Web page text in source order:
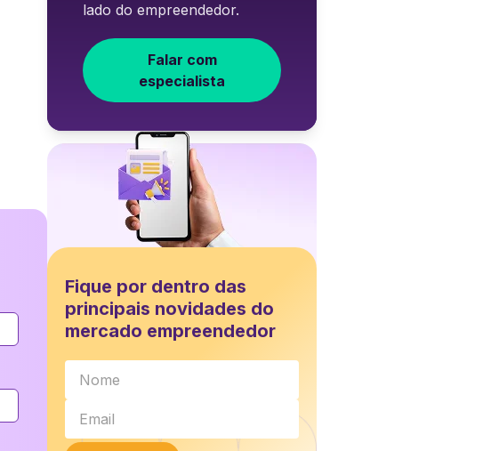
lado do empreendedor.
Falar com
especialista
Fique por dentro das
principais novidades do
mercado empreendedor